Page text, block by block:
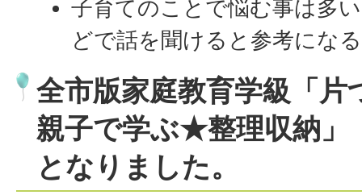
子育てのことで悩む事は多
どで話を聞けると参考にな
全市版家庭教育学級「片
親子で学ぶ★整理収納」
となりました。